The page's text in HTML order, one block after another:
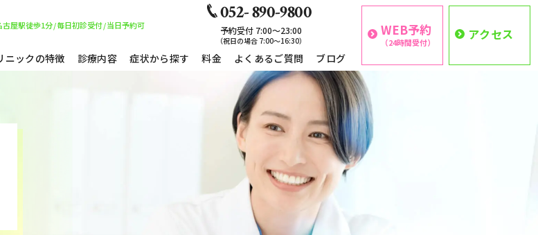
古屋駅徒歩1分/毎日初診受付/当日予約可
052- 890-9800
予約受付 7:00〜23:00
（祝日の場合 7:00〜16:30）
ニックの特徴 診療内容 症状から探す 料金 よくあるご質問 ブログ
WEB予約
（24時間受付） アクセス